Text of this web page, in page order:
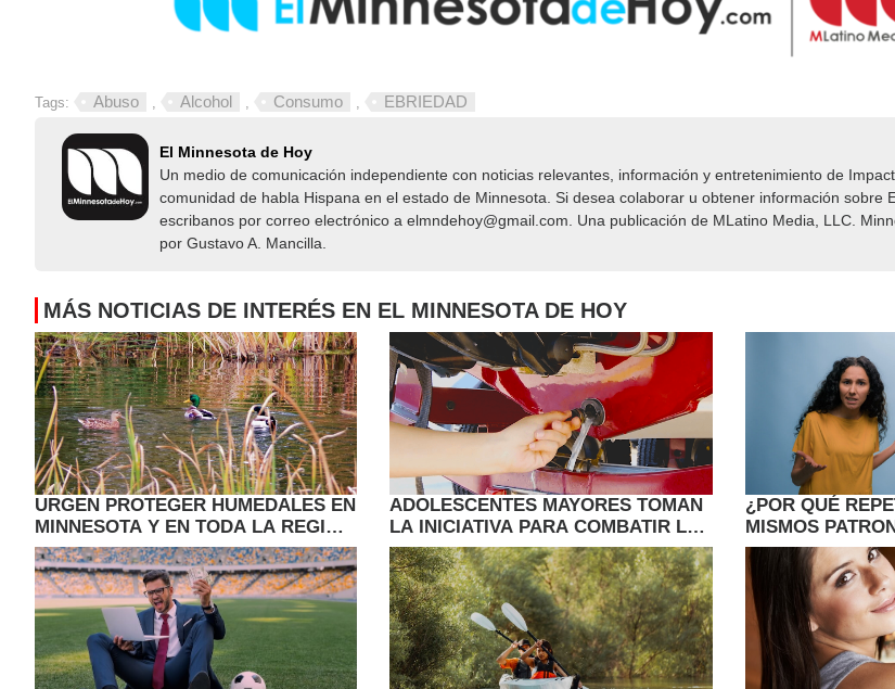
Tags: Abuso Alcohol Consumo EBRIEDAD
El Minnesota de Hoy
Un medio de comunicación independiente con noticias relevantes, información y entretenimiento de
comunidad de habla Hispana en el estado de Minnesota. Si desea colaborar u obtener información sobre
escribanos por correo electrónico a elmndehoy@gmail.com. Una publicación de MLatino Media, LLC.
por Gustavo A. Mancilla.
MÁS NOTICIAS DE INTERÉS EN EL MINNESOTA DE HOY
URGEN PROTEGER HUMEDALES EN
MINNESOTA Y EN TODA LA REGIÓN
DE LOS PRAIRIE POTHOLES
ADOLESCENTES MAYORES TOMAN
LA INICIATIVA PARA COMBATIR LAS
PLAGAS DE LOS LAGOS EN
MINNESOTA
¿POR QUÉ
MISMOS
RELACIONES?